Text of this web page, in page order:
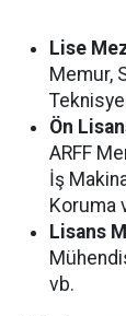
Lise
Memur,
Ön
ARFF
İş
Koruma
Lisans
vb.